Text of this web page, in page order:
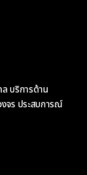
ล บริการด้าน
จร ประสบการณ์